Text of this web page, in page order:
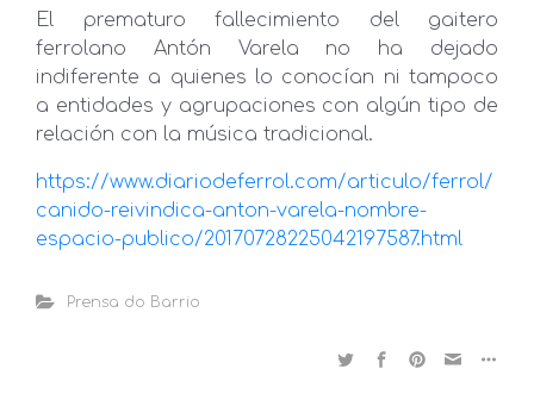
El prematuro fallecimiento del gaitero
ferrolano Antón Varela no ha dejado
indiferente a quienes lo conocían ni tampoco
a entidades y agrupaciones con algún tipo de
relación con la música tradicional.
https://www.diariodeferrol.com/articulo/ferrol/
canido-reivindica-anton-varela-nombre-
espacio-publico/20170728225042197587.html
Prensa do Barrio